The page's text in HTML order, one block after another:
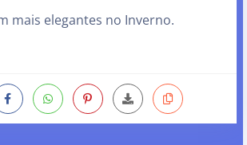
mais elegantes no Inverno.